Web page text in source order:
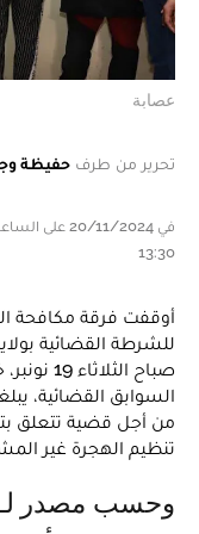
عصابة
تحرير من طرف حفيظة
13:30
أوقفت فرقة مكافحة
للشرطة القضائية
صباح
من أجل قضية تتعلق
تنظيم الهجرة غير
وحسب مصدر لـle360، تم إيقاف المشتبه